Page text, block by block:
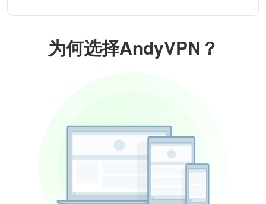
为何选择AndyVPN？